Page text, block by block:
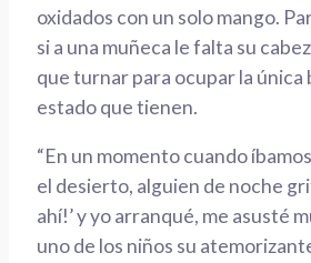
oxidados con un solo mango.
si a una muñeca le falta su
que turnar para ocupar la única
estado que tienen.
“En un momento cuando
el desierto, alguien de noche
ahí!’ y yo arranqué, me asusté
uno de los niños su